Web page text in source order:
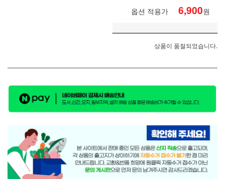
옵션 적용가 6,900원
상품이 품절되었습니다.